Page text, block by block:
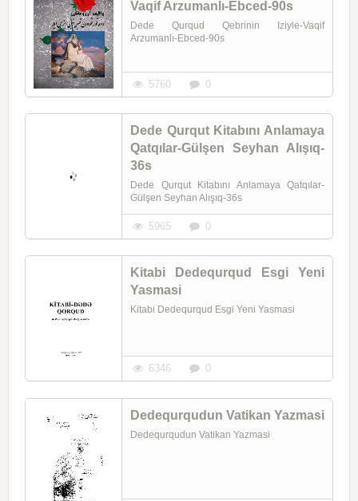
Vaqif Arzumanlı-Ebced-90s
Dede Qurqud Qebrinin Iziyle-Vaqif
Arzumanlı-Ebced-90s
5760 0
Dede Qurqut Kitabını Anlamaya
Qatqılar-Gülşen Seyhan Alışıq-
36s
Dede Qurqut Kitabını Anlamaya Qatqılar-
Gülşen Seyhan Alışıq-36s
5965 0
Kitabi Dedequrqud Esgi Yeni
Yasmasi
Kitabi Dedequrqud Esgi Yeni Yasmasi
6346 0
Dedequrqudun Vatikan Yazmasi
Dedequrqudun Vatikan Yazmasi